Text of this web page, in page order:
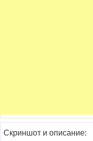
Скриншот и описание: